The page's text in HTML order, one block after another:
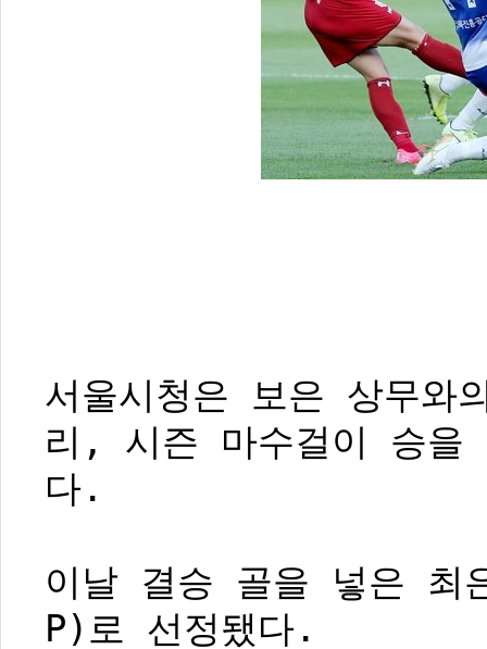
서울시청은 보은 상무
리, 시즌 마수걸이 승
다.
이날 결승 골을 넣은 최
P)로 선정됐다.